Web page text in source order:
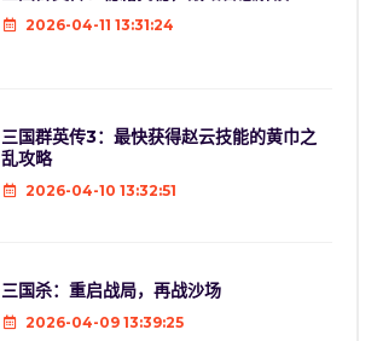
2026-04-11 13:31:24
三国群英传3：最快获得赵云技能的黄巾之
乱攻略
2026-04-10 13:32:51
三国杀：重启战局，再战沙场
2026-04-09 13:39:25